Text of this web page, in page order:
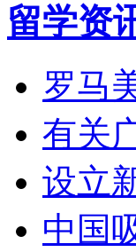
留学资
罗马
有关
设立
中国